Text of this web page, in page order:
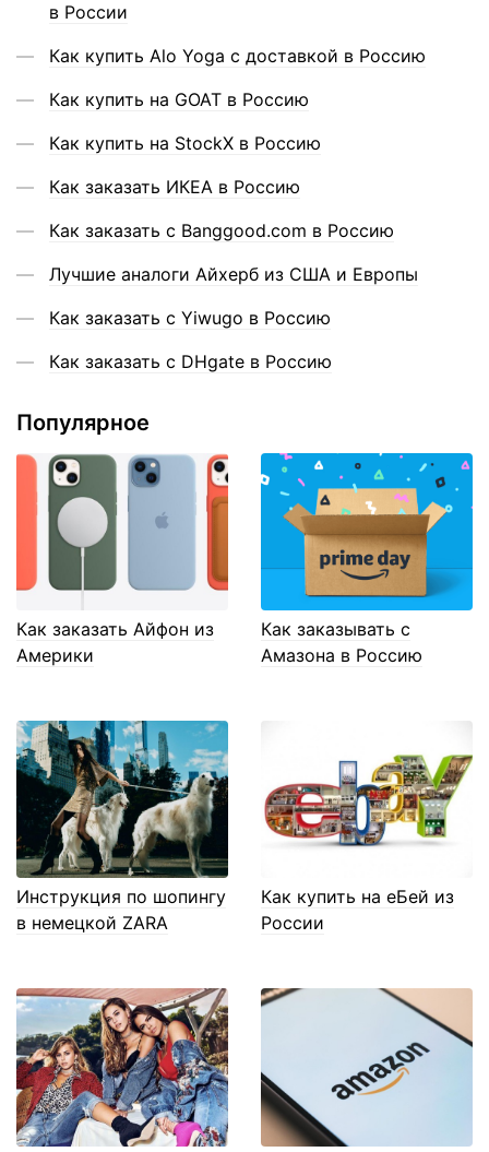
в России
Как купить Alo Yoga с доставкой в Россию
Как купить на GOAT в Россию
Как купить на StockX в Россию
Как заказать ИКЕА в Россию
Как заказать с Banggood.com в Россию
Лучшие аналоги Айхерб из США и Европы
Как заказать с Yiwugo в Россию
Как заказать с DHgate в Россию
Популярное
Как заказать Айфон из
Америки
Как заказывать с
Амазона в Россию
Инструкция по шопингу
в немецкой ZARA
Как купить на еБей из
России